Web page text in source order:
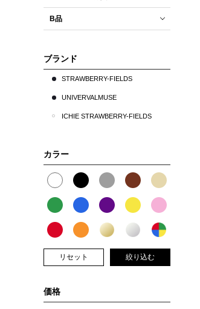
B品
ブランド
STRAWBERRY-FIELDS
UNIVERVALMUSE
ICHIE STRAWBERRY-FIELDS
カラー
リセット 絞り込む
価格